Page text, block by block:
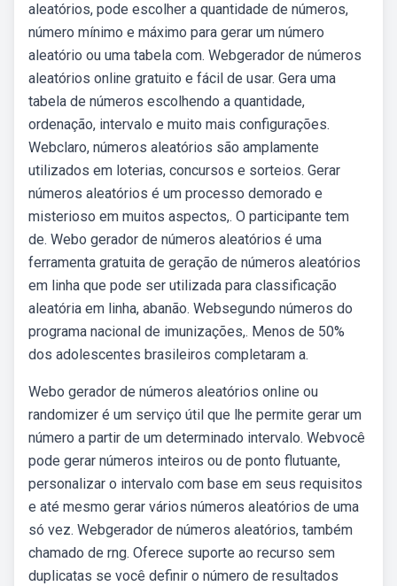
aleatórios, pode escolher a quantidade de números,
número mínimo e máximo para gerar um número
aleatório ou uma tabela com. Webgerador de números
aleatórios online gratuito e fácil de usar. Gera uma
tabela de números escolhendo a quantidade,
ordenação, intervalo e muito mais configurações.
Webclaro, números aleatórios são amplamente
utilizados em loterias, concursos e sorteios. Gerar
números aleatórios é um processo demorado e
misterioso em muitos aspectos,. O participante tem
de. Webo gerador de números aleatórios é uma
ferramenta gratuita de geração de números aleatórios
em linha que pode ser utilizada para classificação
aleatória em linha, abanão. Websegundo números do
programa nacional de imunizações,. Menos de 50%
dos adolescentes brasileiros completaram a.
Webo gerador de números aleatórios online ou
randomizer é um serviço útil que lhe permite gerar um
número a partir de um determinado intervalo. Webvocê
pode gerar números inteiros ou de ponto flutuante,
personalizar o intervalo com base em seus requisitos
e até mesmo gerar vários números aleatórios de uma
só vez. Webgerador de números aleatórios, também
chamado de rng. Oferece suporte ao recurso sem
duplicatas se você definir o número de resultados